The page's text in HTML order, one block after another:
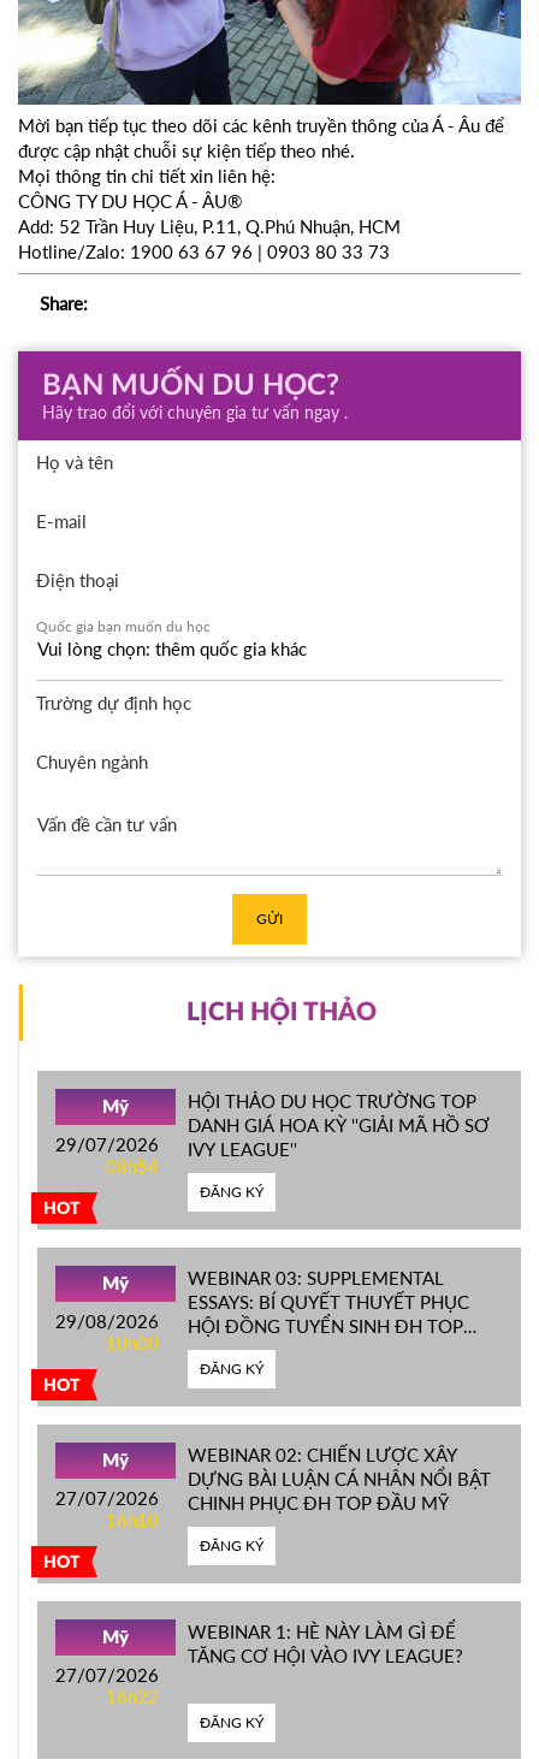
Mời bạn tiếp tục theo dõi các kênh truyền thông của Á - Âu để
được cập nhật chuỗi sự kiện tiếp theo nhé.
Mọi thông tin chi tiết xin liên hệ:
CÔNG TY DU HỌC Á - ÂU®
Add: 52 Trần Huy Liệu, P.11, Q.Phú Nhuận, HCM
Hotline/Zalo: 1900 63 67 96 | 0903 80 33 73
Share:
BẠN MUỐN DU HỌC?
Hãy trao đổi với chuyên gia tư vấn ngay .
Họ và tên
E-mail
Điện thoại
Quốc gia bạn muốn du học
Trường dự định học
Chuyên ngành
GỬI
LỊCH HỘI THẢO
HOT
Mỹ
29/07/2026
08h54
HỘI THẢO DU HỌC TRƯỜNG TOP
DANH GIÁ HOA KỲ ''GIẢI MÃ HỒ SƠ
IVY LEAGUE''
ĐĂNG KÝ
HOT
Mỹ
29/08/2026
10h00
WEBINAR 03: SUPPLEMENTAL
ESSAYS: BÍ QUYẾT THUYẾT PHỤC
HỘI ĐỒNG TUYỂN SINH ĐH TOP
ĐẦU MỸ
ĐĂNG KÝ
HOT
Mỹ
27/07/2026
16h10
WEBINAR 02: CHIẾN LƯỢC XÂY
DỰNG BÀI LUẬN CÁ NHÂN NỔI BẬT
CHINH PHỤC ĐH TOP ĐẦU MỸ
ĐĂNG KÝ
Mỹ
27/07/2026
16h22
WEBINAR 1: HÈ NÀY LÀM GÌ ĐỂ
TĂNG CƠ HỘI VÀO IVY LEAGUE?
ĐĂNG KÝ